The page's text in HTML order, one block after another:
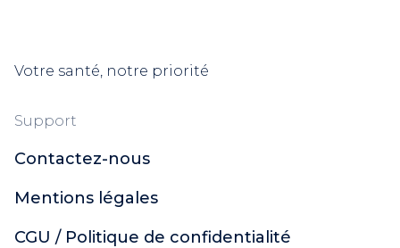
Votre santé, notre priorité
Support
Contactez-nous
Mentions légales
CGU / Politique de confidentialité